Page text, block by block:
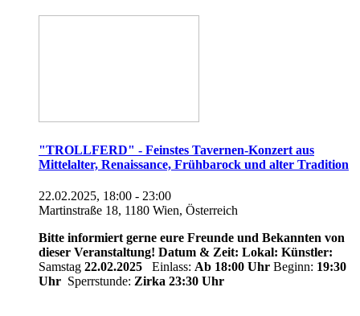
"TROLLFERD" - Feinstes Tavernen-Konzert aus
Mittelalter, Renaissance, Frühbarock und alter Tradition
22.02.2025, 18:00 - 23:00
Martinstraße 18, 1180 Wien, Österreich
Bitte informiert gerne eure Freunde und Bekannten von
dieser Veranstaltung! Datum & Zeit: Lokal: Künstler:
Samstag 22.02.2025 Einlass: Ab 18:00 Uhr Beginn: 19:30
Uhr Sperrstunde: Zirka 23:30 Uhr